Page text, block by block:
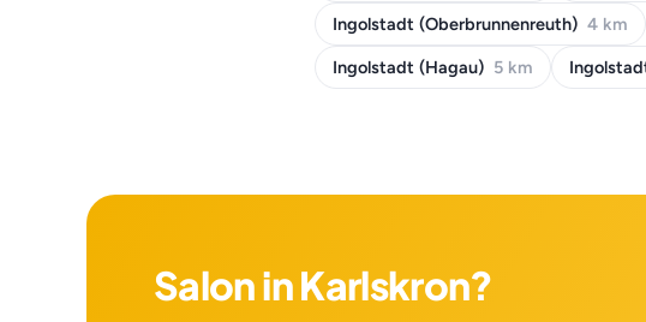
Ingolstadt (Oberbrunnenreuth) 4 km
Ingolstadt (Hagau) 5 km
Salon in Karlskron?